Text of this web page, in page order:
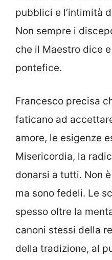
pubblici e l’intimità
Non sempre i
che il Maestro dice
pontefice.
Francesco precisa
faticano ad
amore, le esigenze
Misericordia, la
donarsi a tutti. Non
ma sono fedeli. Le
spesso oltre la
canoni stessi della
della tradizione, al